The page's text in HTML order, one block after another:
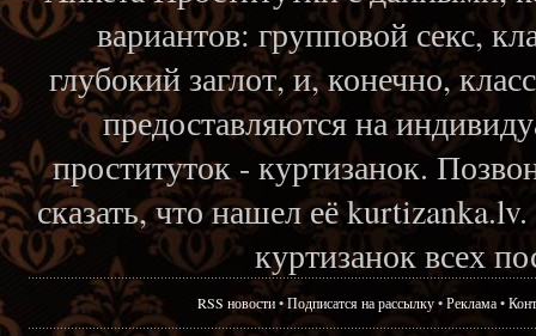
вариантов: групповой секс,
глубокий заглот, и, конечно,
предоставляются на
проституток - куртизанок.
сказать, что нашел её
куртизанок всех
RSS новости•Подписатся на рассылку•Реклама•